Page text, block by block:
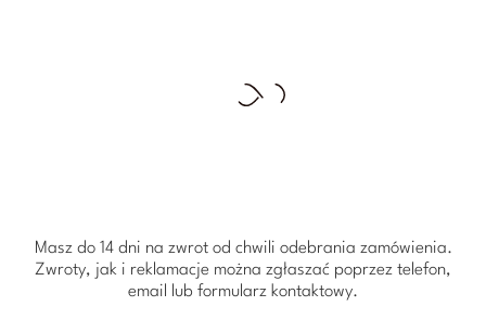
Masz do 14 dni na zwrot od chwili odebrania zamówienia.
Zwroty, jak i reklamacje można zgłaszać poprzez telefon,
email lub formularz kontaktowy.